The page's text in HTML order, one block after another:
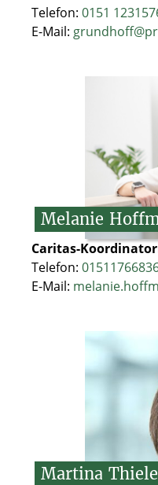
Telefon: 0151
E-Mail:
Melanie
Caritas-
Telefon:
E-Mail:
Martina Thiele